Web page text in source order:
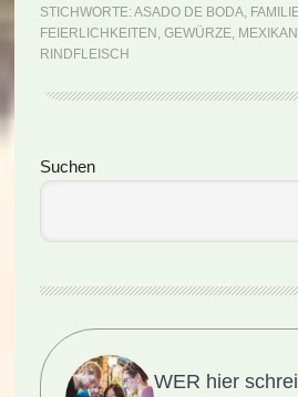
STICHWORTE: ASADO DE BODA,
FEIERLICHKEITEN , GEWÜRZE,
RINDFLEISCH
Seitenspalte
Suchen
WER hier